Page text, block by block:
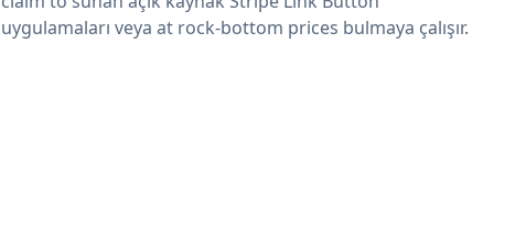
uygulamaları veya at rock-bottom prices bulmaya çalışır.